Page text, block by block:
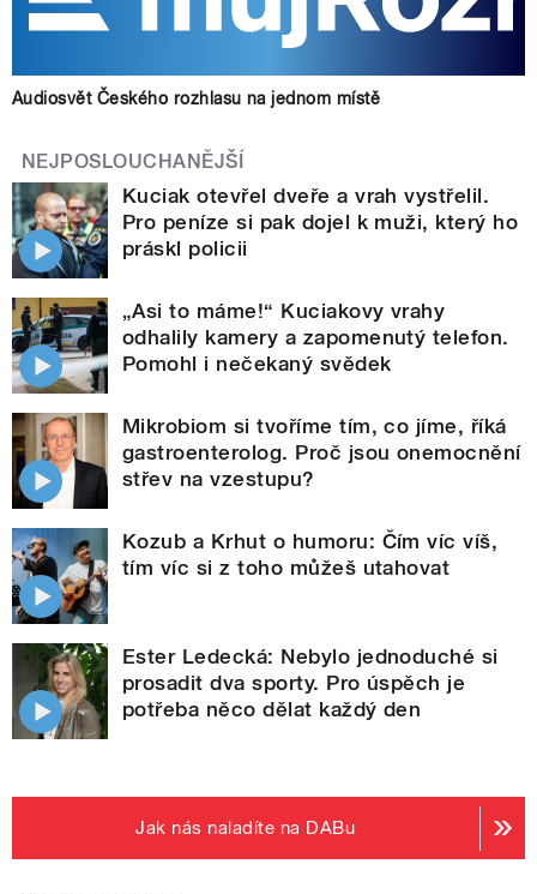
Audiosvět Českého rozhlasu na jednom místě
NEJPOSLOUCHANĚJŠÍ
Kuciak otevřel dveře a vrah vystřelil.
Pro peníze si pak dojel k muži, který ho
práskl policii
„Asi to máme!“ Kuciakovy vrahy
odhalily kamery a zapomenutý telefon.
Pomohl i nečekaný svědek
Mikrobiom si tvoříme tím, co jíme, říká
gastroenterolog. Proč jsou onemocnění
střev na vzestupu?
Kozub a Krhut o humoru: Čím víc víš,
tím víc si z toho můžeš utahovat
Ester Ledecká: Nebylo jednoduché si
prosadit dva sporty. Pro úspěch je
potřeba něco dělat každý den
Jak nás naladíte na DABu